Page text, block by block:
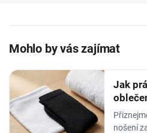
Mohlo by vás zajímat
Jak
nošení